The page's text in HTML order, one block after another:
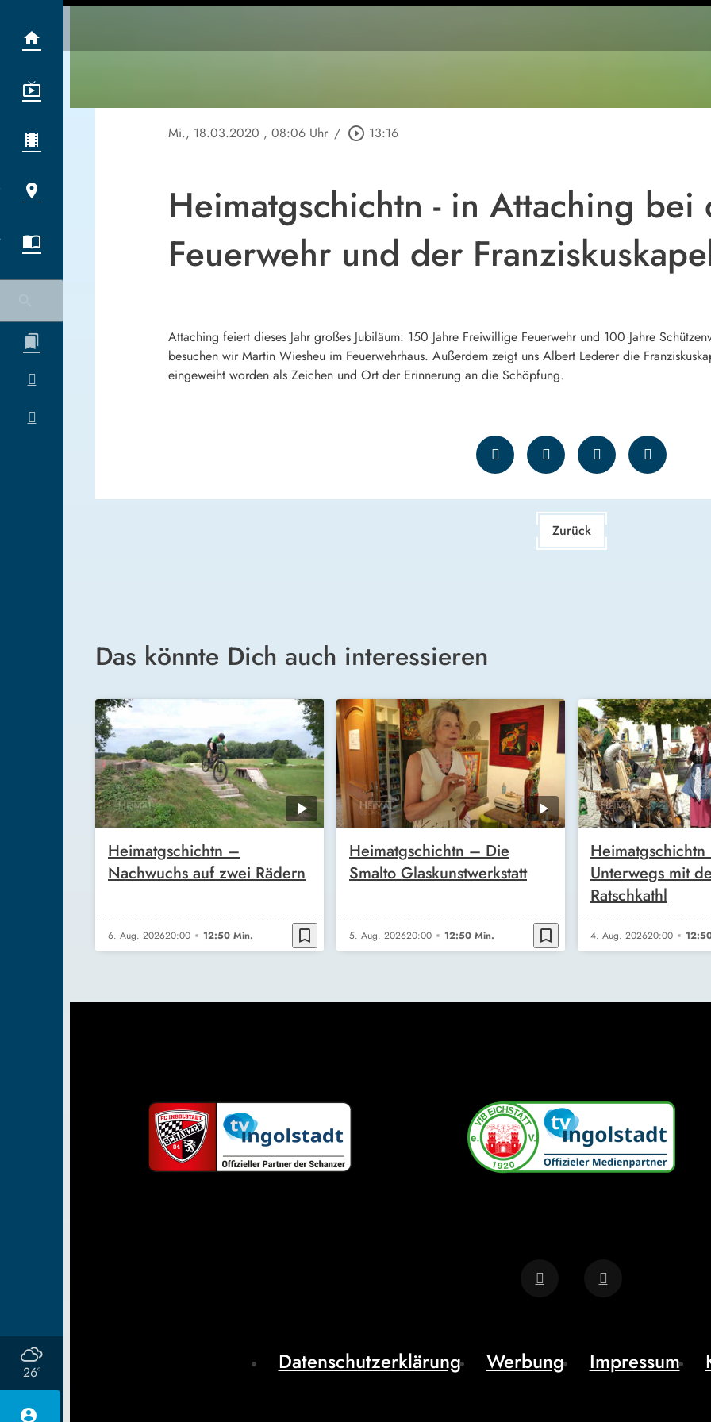
account_circle
26°
Mi., 18.03.2020 , 08:06 Uhr / play_circle_outline 13:16
Heimatgschichtn - in Attaching
Feuerwehr und der
Attaching feiert dieses Jahr großes Jubiläum: 150 Jahre Freiwillige Feuerwehr und 100 Jahre
besuchen wir Martin Wiesheu im Feuerwehrhaus. Außerdem zeigt uns Albert Lederer die
eingeweiht worden als Zeichen und Ort der Erinnerung an die Schöpfung.
Zurück
Das könnte Dich auch interessieren
Heimatgschichtn –
Nachwuchs auf zwei Rädern
6. Aug. 202620:00 12:50 Min. bookmark_border
Heimatgschichtn – Die
Smalto Glaskunstwerkstatt
5. Aug. 202620:00 12:50 Min. bookmark_border
Unterwegs mit
Ratschkathl
4. Aug. 202620:00
Datenschutzerklärung Werbung Impressum